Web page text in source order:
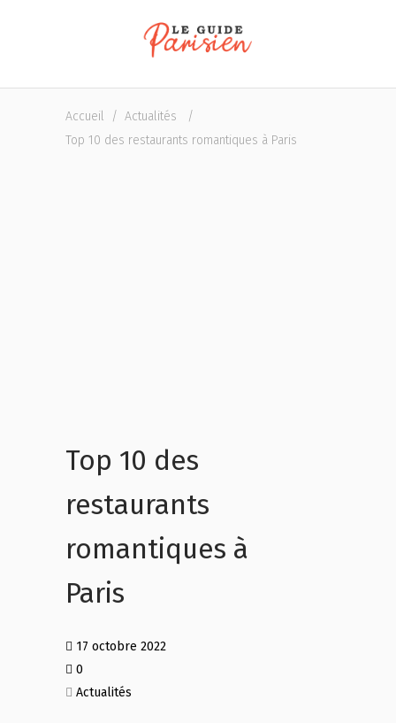
Accueil / Actualités
/
Top 10 des restaurants romantiques à Paris
Top 10 des
restaurants
romantiques à
Paris
17 octobre 2022
0
Actualités